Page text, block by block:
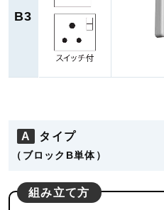
B3
A タイプ
（ブロックB単体）
組み立て方